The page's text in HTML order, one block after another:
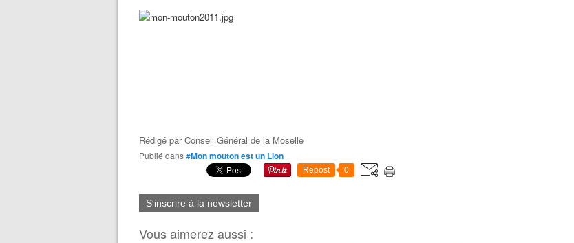
Rédigé parConseil Général de la Moselle
Publié dans#Mon mouton est un Lion
Repost 0
S'inscrire à la newsletter
Vous aimerez aussi :